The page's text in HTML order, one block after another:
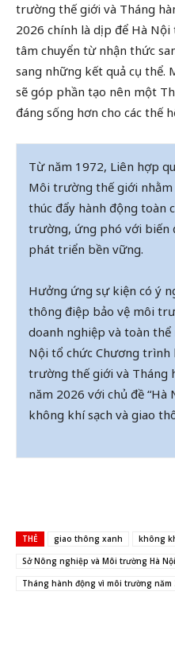
trường thế giới và Tháng
2026 chính là dịp để Hà
tâm chuyển từ nhận thức
sang những kết quả cụ thể.
sẽ góp phần tạo nên một
đáng sống hơn cho các thế
Từ năm 1972, Liên hợp
Môi trường thế giới nhằm
thúc đẩy hành động toàn
trường, ứng phó với biến
phát triển bền vững.
Hưởng ứng sự kiện có ý
thông điệp bảo vệ môi
doanh nghiệp và toàn thể
Nội tổ chức Chương
trường thế giới và Tháng
năm 2026 với chủ đề
không khí sạch và giao
THẺ giao thông xanh không
Sở Nông nghiệp và Môi trường Hà Nội
Tháng hành động vì môi trường năm